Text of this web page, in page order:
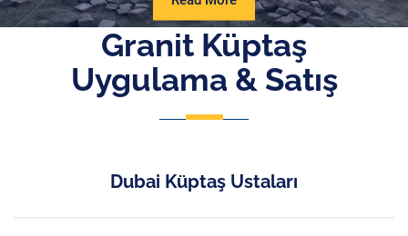
More
Granit Küptaş
Uygulama & Satış
Dubai Küptaş Ustaları